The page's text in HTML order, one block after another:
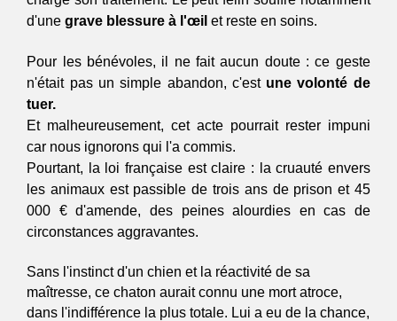
d'une grave blessure à l'œil et reste en soins.
Pour les bénévoles, il ne fait aucun doute : ce geste
n'était pas un simple abandon, c'est une volonté de
tuer.
Et malheureusement, cet acte pourrait rester impuni
car nous ignorons qui l'a commis.
Pourtant, la loi française est claire : la cruauté envers
les animaux est passible de trois ans de prison et 45
000 € d'amende, des peines alourdies en cas de
circonstances aggravantes.
Sans l'instinct d'un chien et la réactivité de sa
maîtresse, ce chaton aurait connu une mort atroce,
dans l'indifférence la plus totale. Lui a eu de la chance,